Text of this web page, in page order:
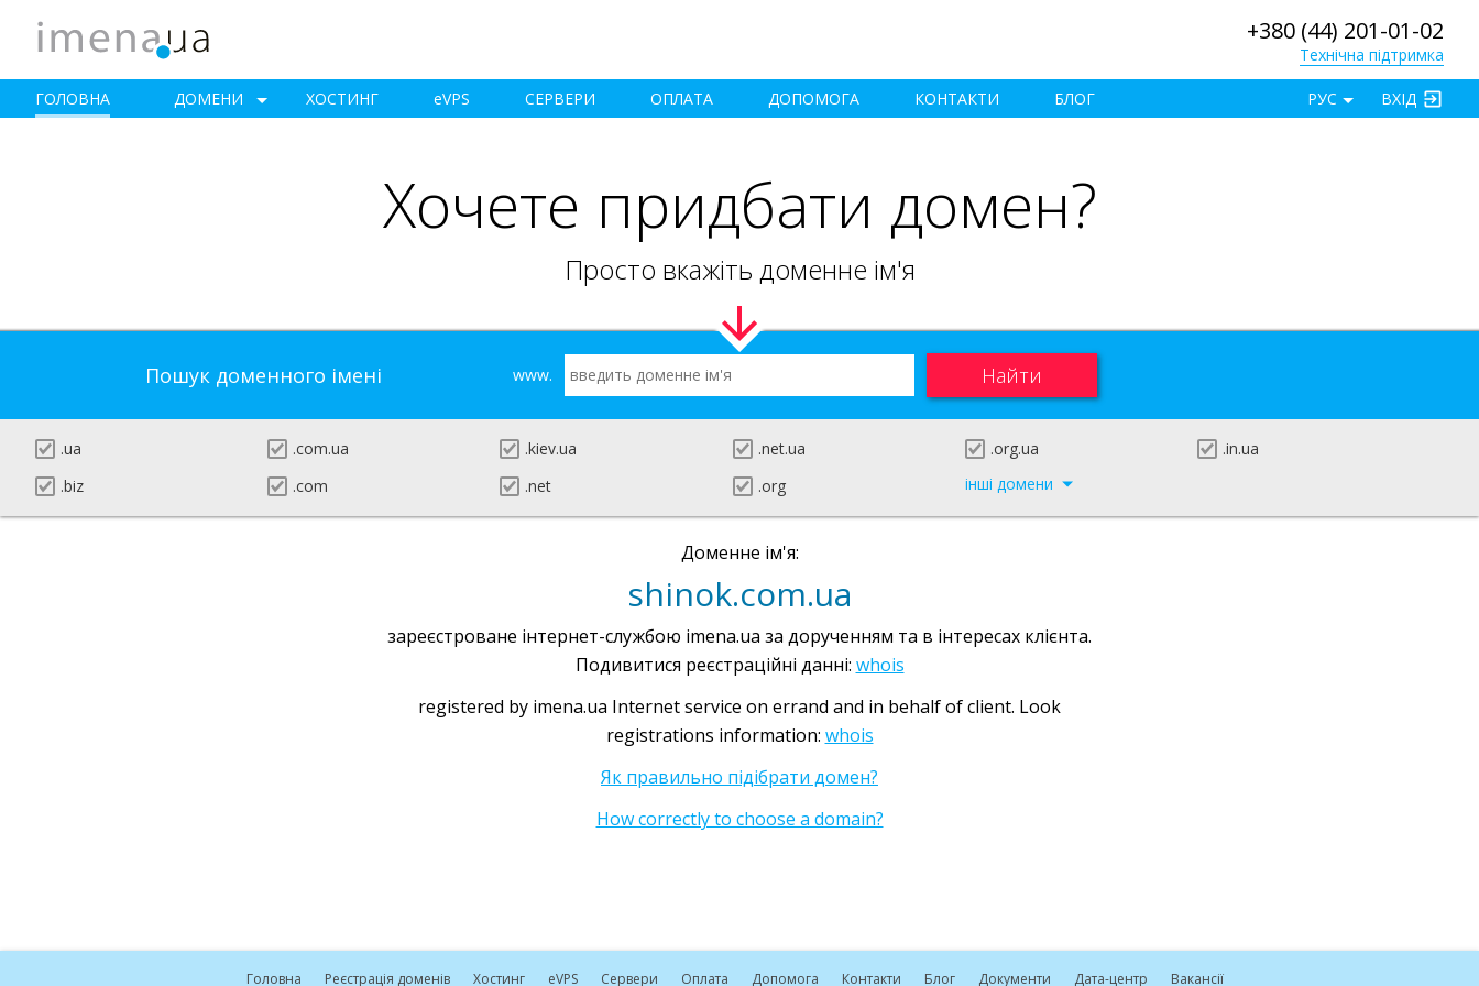
+380 (44) 201-01-02
Технічна підтримка
ГОЛОВНА ДОМЕНИ ХОСТИНГ eVPS СЕРВЕРИ ОПЛАТА ДОПОМОГА КОНТАКТИ БЛОГ ВХІД
РУС
Хочете придбати домен?
Просто вкажіть доменне ім'я
Пошук доменного імені www.
.ua .com.ua .kiev.ua .net.ua .org.ua
.in.ua
.biz
.com .net .org інші домени
Доменне ім'я:
shinok.com.ua
зареєстроване інтернет-службою imena.ua за дорученням та в інтересах клієнта.
Подивитися реєстраційні данні: whois
registered by imena.ua Internet service on errand and in behalf of client. Look
registrations information: whois
Як правильно підібрати домен?
How correctly to choose a domain?
Головна Реєстрація доменів Хостинг eVPS Сервери Оплата Допомога Контакти Блог Документи Дата-центр Вакансії